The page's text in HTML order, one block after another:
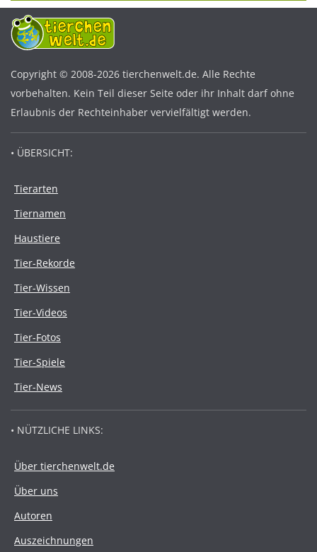
Copyright © 2008-2026 tierchenwelt.de. Alle Rechte
vorbehalten. Kein Teil dieser Seite oder ihr Inhalt darf ohne
Erlaubnis der Rechteinhaber vervielfältigt werden.
• ÜBERSICHT:
Tierarten
Tiernamen
Haustiere
Tier-Rekorde
Tier-Wissen
Tier-Videos
Tier-Fotos
Tier-Spiele
Tier-News
• NÜTZLICHE LINKS:
Über tierchenwelt.de
Über uns
Autoren
Auszeichnungen